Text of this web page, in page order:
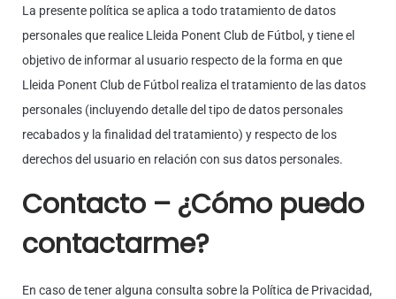
La presente política se aplica a todo tratamiento de datos
personales que realice Lleida Ponent Club de Fútbol, y tiene el
objetivo de informar al usuario respecto de la forma en que
Lleida Ponent Club de Fútbol realiza el tratamiento de las datos
personales (incluyendo detalle del tipo de datos personales
recabados y la finalidad del tratamiento) y respecto de los
derechos del usuario en relación con sus datos personales.
Contacto – ¿Cómo puedo
contactarme?
En caso de tener alguna consulta sobre la Política de Privacidad,